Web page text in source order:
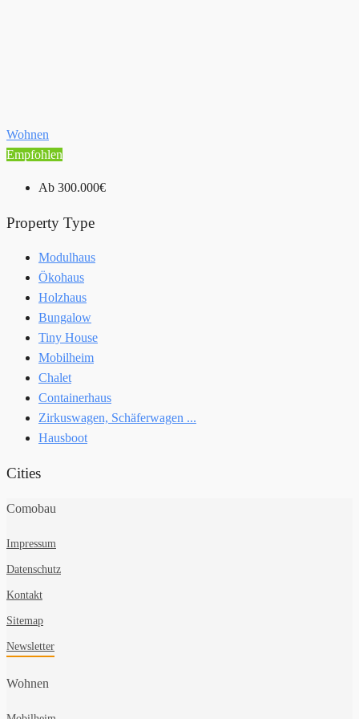
Wohnen
Empfohlen
Ab 300.000€
Property Type
Modulhaus
Ökohaus
Holzhaus
Bungalow
Tiny House
Mobilheim
Chalet
Containerhaus
Zirkuswagen, Schäferwagen ...
Hausboot
Cities
Comobau
Impressum
Datenschutz
Kontakt
Sitemap
Newsletter
Wohnen